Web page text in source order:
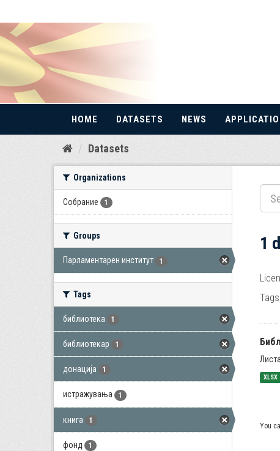
Skip
HOME DATASETS NEWS
Datasets
Organizations
Собрание 1
Groups
Парламентарен институт 1
Tags
библиотека 1
библиотекар 1
донација 1
истражувања 1
книга 1
фонд 1
1
XLSX
You